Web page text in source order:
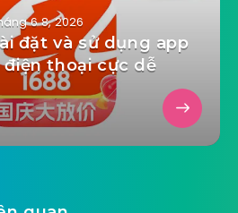
6 8, 2026
đặt và sử dụng app
điện thoại cực dễ